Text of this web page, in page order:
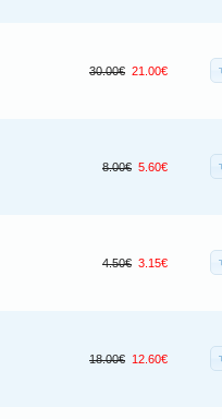
30.00€ 21.00€
8.00€ 5.60€
4.50€ 3.15€
18.00€ 12.60€